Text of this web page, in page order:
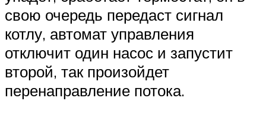
свою очередь передаст сигнал
котлу, автомат управления
отключит один насос и запустит
второй, так произойдет
перенаправление потока.